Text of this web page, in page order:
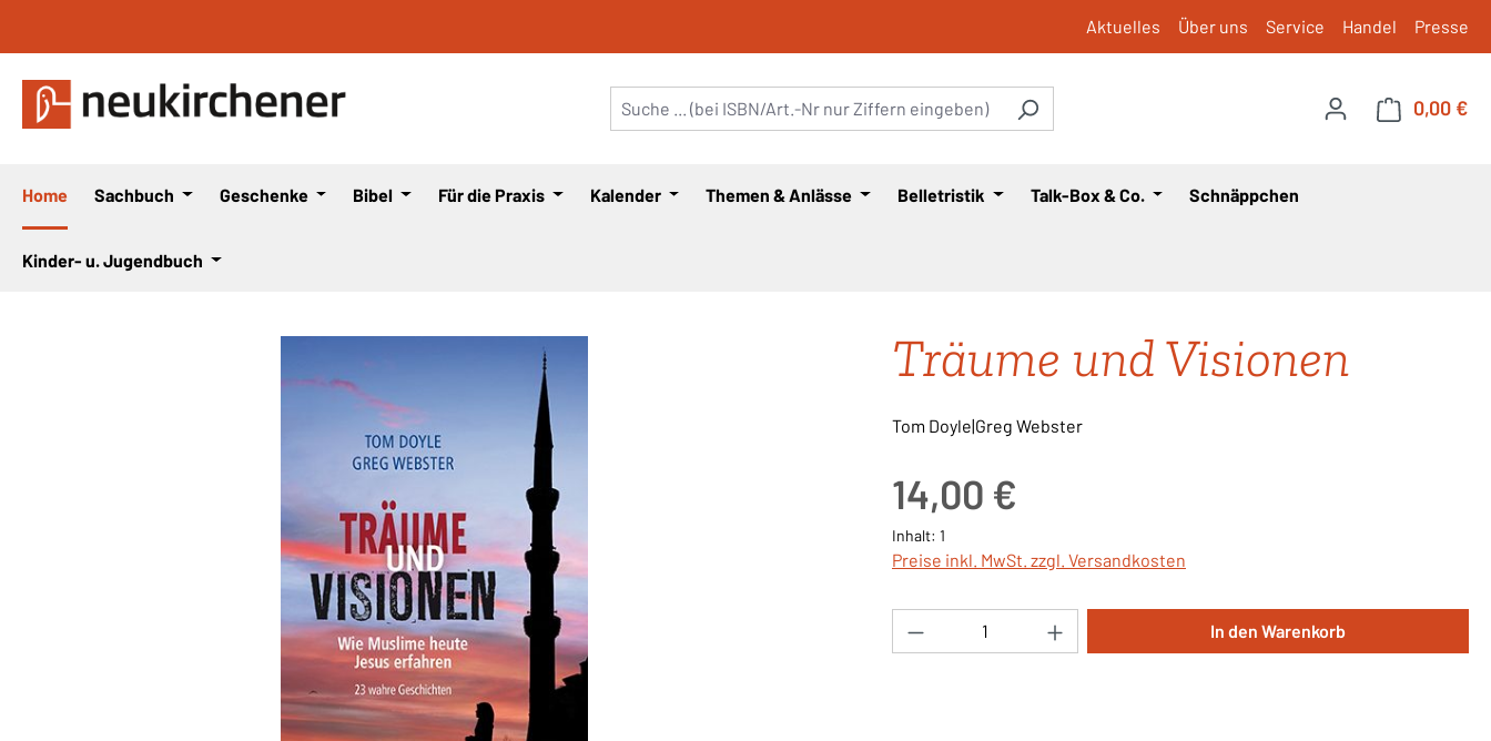
Aktuelles Über uns Service Handel Presse
0,00 €
Home Sachbuch Geschenke Bibel Für die Praxis Kalender Themen & Anlässe Belletristik Talk-Box & Co. Schnäppchen
Kinder- u. Jugendbuch
Träume und Visionen
Tom Doyle|Greg Webster
14,00 €
Inhalt: 1
Preise inkl. MwSt. zzgl. Versandkosten
Produkt Anzahl: Gib den gewünschten Wert ein
In den Warenkorb